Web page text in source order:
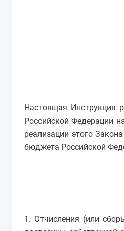
Настоящая Инструкция
Российской Федерации
реализации этого
бюджета Российской
1. Отчисления (или